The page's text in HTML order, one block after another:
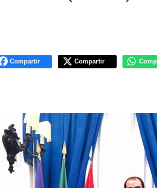
Compartir Compartir